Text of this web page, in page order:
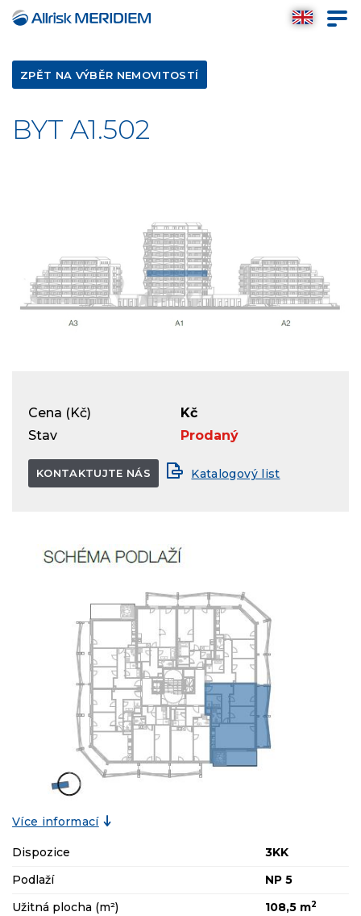
BYT A1.502
ZPĚT NA VÝBĚR NEMOVITOSTÍ
Cena (Kč)
Kč
Stav
Prodaný
KONTAKTUJTE NÁS Katalogový list
Více informací
Dispozice
3KK
Podlaží
NP 5
Užitná plocha (m²)
108,5 m2